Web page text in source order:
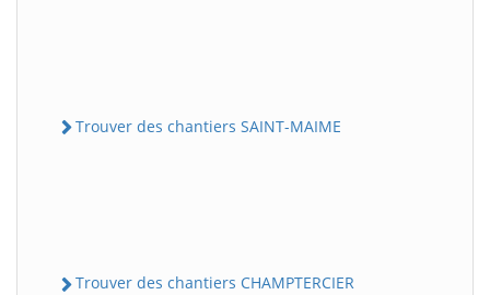
Trouver des chantiers SAINT-MAIME
Trouver des chantiers CHAMPTERCIER